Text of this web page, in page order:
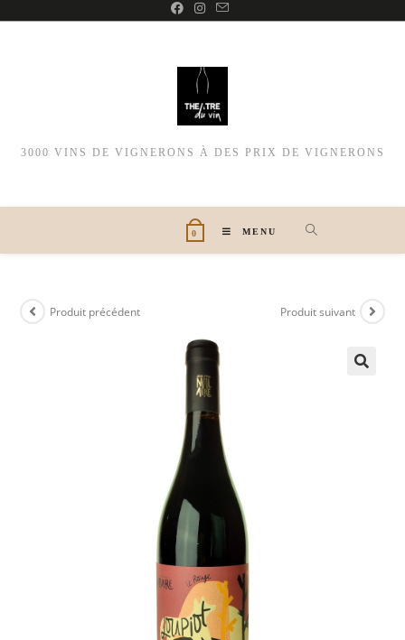
3000 VINS DE VIGNERONS À DES PRIX DE VIGNERONS
0 MENU
Produit précédent Produit suivant